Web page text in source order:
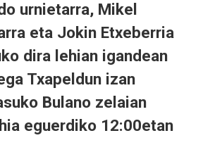
urnietarra, Mikel
eta Jokin Etxeberria
dira lehian igandean
Txapeldun izan
Bulano zelaian
eguerdiko 12:00etan